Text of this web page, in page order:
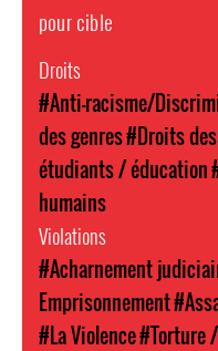
pour cible
Droits
#Anti-racisme/
des genres#Droits
étudiants / éducation
humains
Violations
#Acharnement
Emprisonnement
#La Violence#Torture